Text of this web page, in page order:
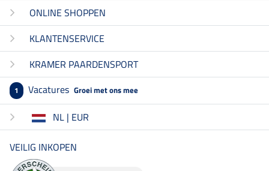
ONLINE SHOPPEN
KLANTENSERVICE
KRAMER PAARDENSPORT
1 Vacatures Groei met ons mee
NL | EUR
VEILIG INKOPEN